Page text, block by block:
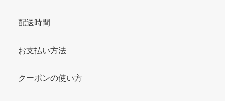
配送時間
お支払い方法
クーポンの使い方